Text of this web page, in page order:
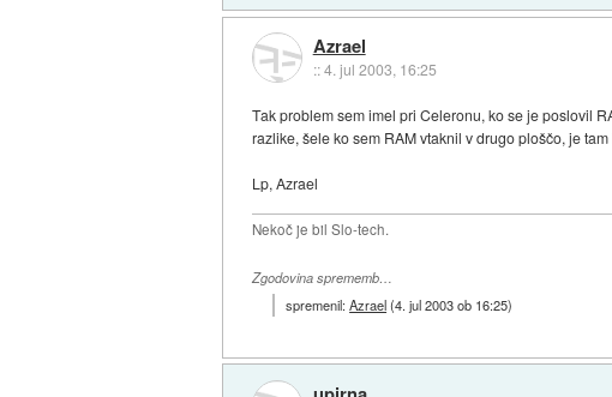
Azrael
::4. jul 2003, 16:25
Tak problem sem imel pri Celeronu, ko se je poslovil
razlike, šele ko sem RAM vtaknil v drugo ploščo, je
Lp, Azrael
Nekoč je bil Slo-tech.
Zgodovina sprememb…
spremenil:Azrael(4. jul 2003 ob 16:25)